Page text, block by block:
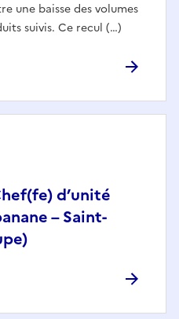
une baisse des volumes
suivis. Ce recul (…)
d’unité
– Saint-